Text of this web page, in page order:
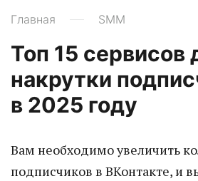
Главная SMM
Топ 15 сервисов
накрутки
в 2025 году
Вам необходимо увеличить
подписчиков в ВКонтакте, и